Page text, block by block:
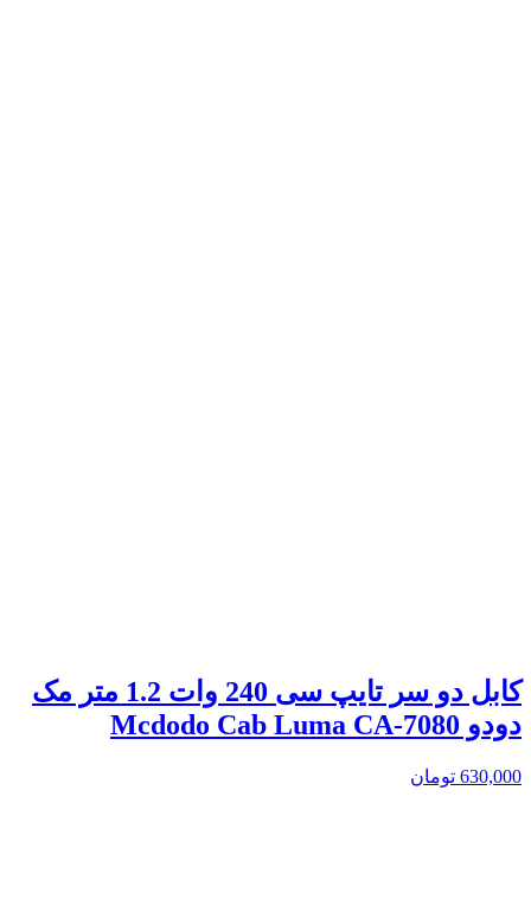
کابل دو سر تایپ سی 240 وات 1.2 متر مک
دودو Mcdodo Cab Luma CA-7080
630,000 تومان